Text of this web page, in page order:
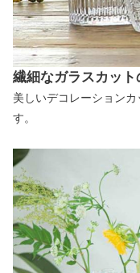
繊細なガラスカット
美しいデコレーション
す。